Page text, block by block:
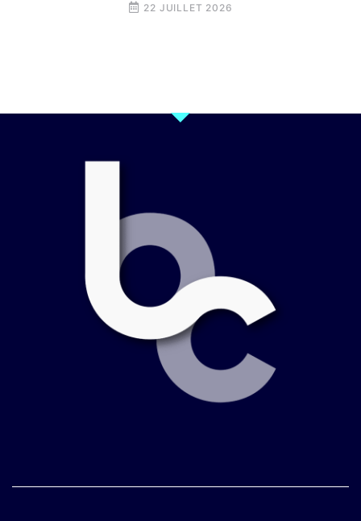
22 JUILLET 2026